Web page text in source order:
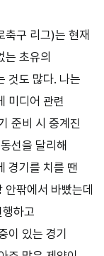
축구 리그)는 현재
는 초유의
것도 많다. 나는
미디어 관련
준비 시 중계진
선을 달리해
경기를 치를 땐
팎에서 바빴는데
하고
이 있는 경기